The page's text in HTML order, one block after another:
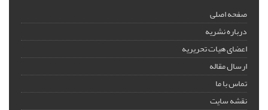
صفحه اصلی
درباره نشریه
اعضای هیات تحریریه
ارسال مقاله
تماس با ما
نقشه سایت